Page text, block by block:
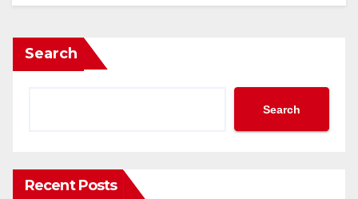
Search
Search
Recent Posts